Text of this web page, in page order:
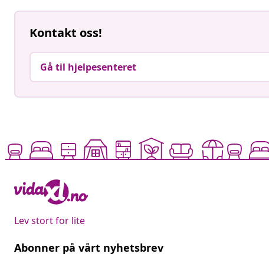
Kontakt oss!
Gå til hjelpesenteret
Lev stort for lite
Abonner på vårt nyhetsbrev